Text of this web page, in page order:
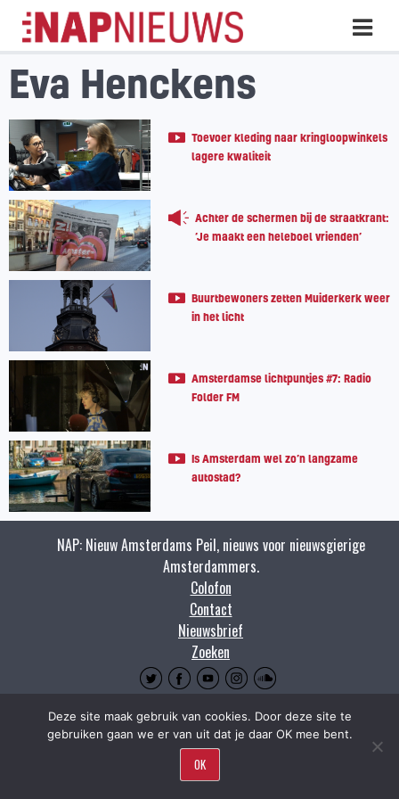
Skip
naar
inhoud
Eva Henckens
Toevoer kleding naar kringloopwinkels
lagere kwaliteit
Achter de schermen bij de straatkrant:
‘Je maakt een heleboel vrienden’
Buurtbewoners zetten Muiderkerk weer
in het licht
Amsterdamse lichtpuntjes #7: Radio
Folder FM
Is Amsterdam wel zo’n langzame
autostad?
NAP: Nieuw Amsterdams Peil, nieuws voor nieuwsgierige
Amsterdammers.
Colofon
Contact
Nieuwsbrief
Zoeken
Copyright napnieuws.nl 2009 - 2021.
Deze site maak gebruik van cookies. Door deze site te
gebruiken gaan we er van uit dat je daar OK mee bent.
OK